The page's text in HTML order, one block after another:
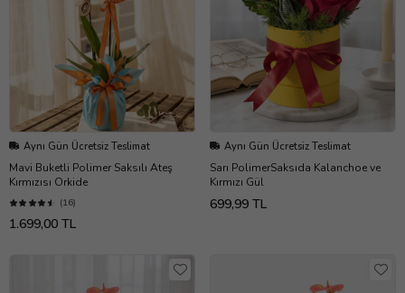
Aynı Gün Ücretsiz Teslimat
Mavi Buketli Polimer Saksılı Ateş
Kırmızısı Orkide
(16)
1.699,00 TL
Aynı Gün Ücretsiz Teslimat
Sarı PolimerSaksıda Kalanchoe ve
Kırmızı Gül
699,99 TL